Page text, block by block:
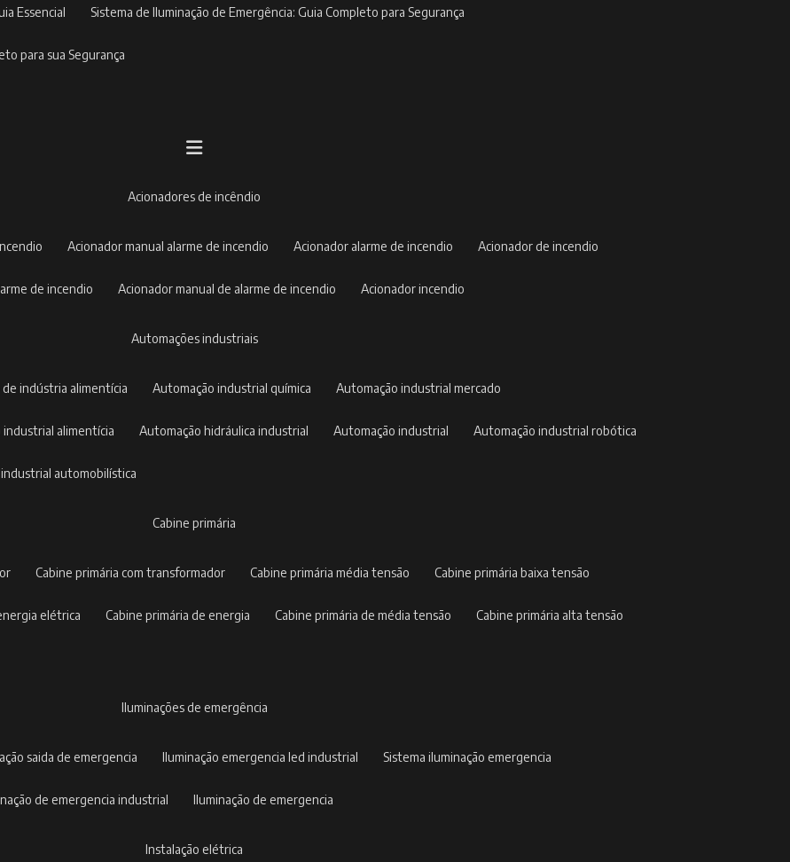
Essencial Sistema de Iluminação de Emergência: Guia Completo para Segurança
para sua Segurança
acionadores de incêndio
acionador manual alarme de incendio acionador alarme de incendio acionador de incendio
de incendio acionador manual de alarme de incendio acionador incendio
automações industriais
de indústria alimentícia automação industrial química automação industrial mercado
industrial alimentícia automação hidráulica industrial automação industrial automação industrial robótica
industrial automobilística
cabine primária
cabine primária com transformador cabine primária média tensão cabine primária baixa tensão
elétrica cabine primária de energia cabine primária de média tensão cabine primária alta tensão
iluminações de emergência
saida de emergencia iluminação emergencia led industrial sistema iluminação emergencia
de emergencia industrial iluminação de emergencia
instalação elétrica